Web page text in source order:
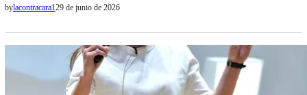
bylacontracara129 de junio de 2026